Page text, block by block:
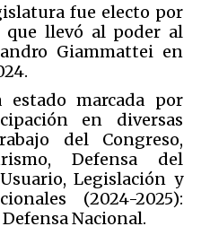
fue electo por
que llevó al poder al
Giammattei en
estado marcada por
en diversas
del Congreso,
Defensa del
Legislación y
(2024-2025):
Nacional.